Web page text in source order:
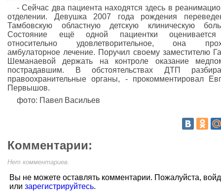
- Сейчас два пациента находятся здесь в
отделении. Девушка 2007 года рождения
Тамбовскую областную детскую клиническую
Состояние ещё одной пациентки
относительно удовлетворительное, она
амбулаторное лечение. Поручил своему заместителю
Шеманаевой держать на контроле оказание
пострадавшим. В обстоятельствах ДТП
правоохранительные органы, - прокомментировал
Первышов.
фото: Павел Васильев
Комментарии:
Нет комментариев.
Вы не можете оставлять комментарии. Пожалуйста,
или зарегистрируйтесь.